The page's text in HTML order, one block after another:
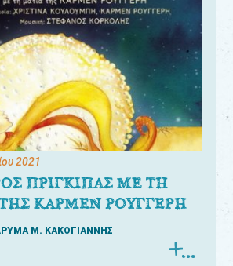
2021
ΠΡΙΓΚΙΠΑΣ ΜΕ ΤΗ
ΚΑΡΜΕΝ ΡΟΥΓΓΕΡΗ
Μ. ΚΑΚΟΓΙΑΝΝΗΣ